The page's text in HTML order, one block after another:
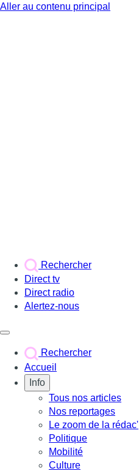
Aller au contenu principal
Rechercher
Direct tv
Direct radio
Alertez-nous
Rechercher
Accueil
Info
Tous nos articles
Nos reportages
Le zoom de la rédac'
Politique
Mobilité
Culture